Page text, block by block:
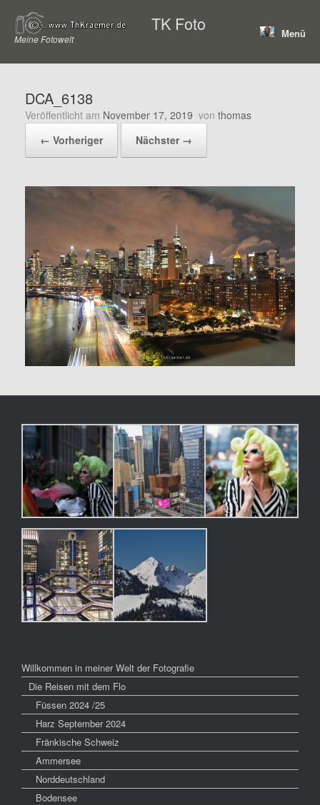
Inhalt
springen
TK Foto
Meine Fotowelt Menü
DCA_6138
Veröffentlicht am November 17, 2019 von thomas
← Vorheriger
Nächster →
Willkommen in meiner Welt der Fotografie
Die Reisen mit dem Flo
Füssen 2024 /25
Harz September 2024
Fränkische Schweiz
Ammersee
Norddeutschland
Bodensee